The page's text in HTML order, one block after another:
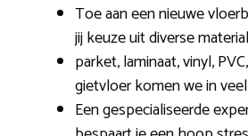
Toe aan een nieuwe
jij keuze uit diverse
parket, laminaat, vinyl,
gietvloer komen we in
Een gespecialiseerde